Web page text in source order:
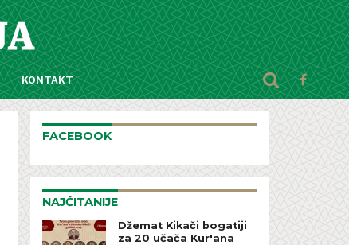
KONTAKT
FACEBOOK
NAJČITANIJE
Džemat Kikači bogatiji
za 20 učača Kur'ana